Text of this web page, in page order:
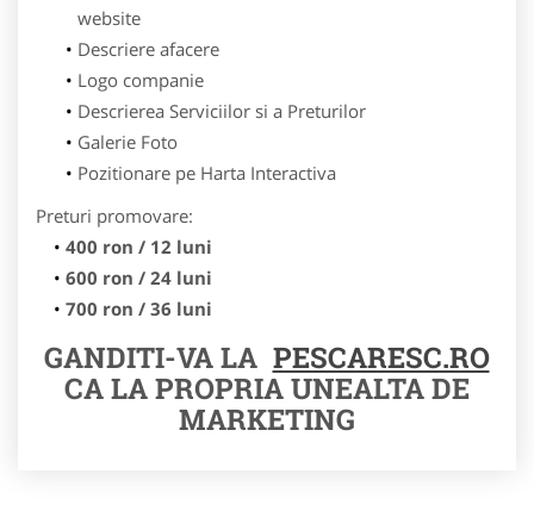
website
Descriere afacere
Logo companie
Descrierea Serviciilor si a Preturilor
Galerie Foto
Pozitionare pe Harta Interactiva
Preturi promovare:
400 ron / 12 luni
600 ron / 24 luni
700 ron / 36 luni
GANDITI-VA LA PESCARESC.RO
CA LA PROPRIA UNEALTA DE
MARKETING